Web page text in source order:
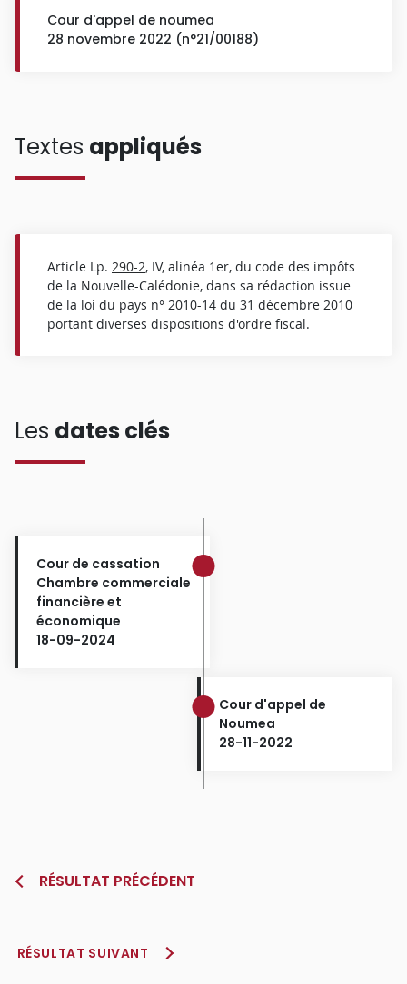
Cour d'appel de noumea
28 novembre 2022 (n°21/00188)
Textes appliqués
Article Lp. 290-2, IV, alinéa 1er, du code des impôts
de la Nouvelle-Calédonie, dans sa rédaction issue
de la loi du pays n° 2010-14 du 31 décembre 2010
portant diverses dispositions d'ordre fiscal.
Les dates clés
Cour de cassation
Chambre commerciale
financière et
économique
18-09-2024
Cour d'appel de
Noumea
28-11-2022
RÉSULTAT PRÉCÉDENT
RÉSULTAT SUIVANT